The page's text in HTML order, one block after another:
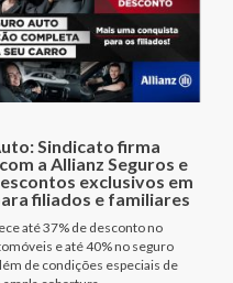
Sindicato firma
a Allianz Seguros e
exclusivos em
filiados e familiares
até 37% de desconto no
e até 40% no seguro
de condições especiais de